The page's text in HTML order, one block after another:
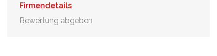
Firmendetails
Bewertung abgeben